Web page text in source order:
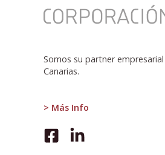
Somos su partner empresarial
Canarias.
> Más Info
La
organización